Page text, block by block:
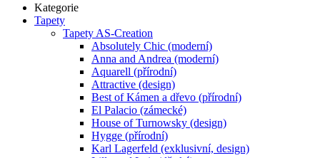
Kategorie
Tapety
Tapety AS-Creation
Absolutely Chic (moderní)
Anna and Andrea (moderní)
Aquarell (přírodní)
Attractive (design)
Best of Kámen a dřevo (přírodní)
El Palacio (zámecké)
House of Turnowsky (design)
Hygge (přírodní)
Karl Lagerfeld (exklusivní, design)